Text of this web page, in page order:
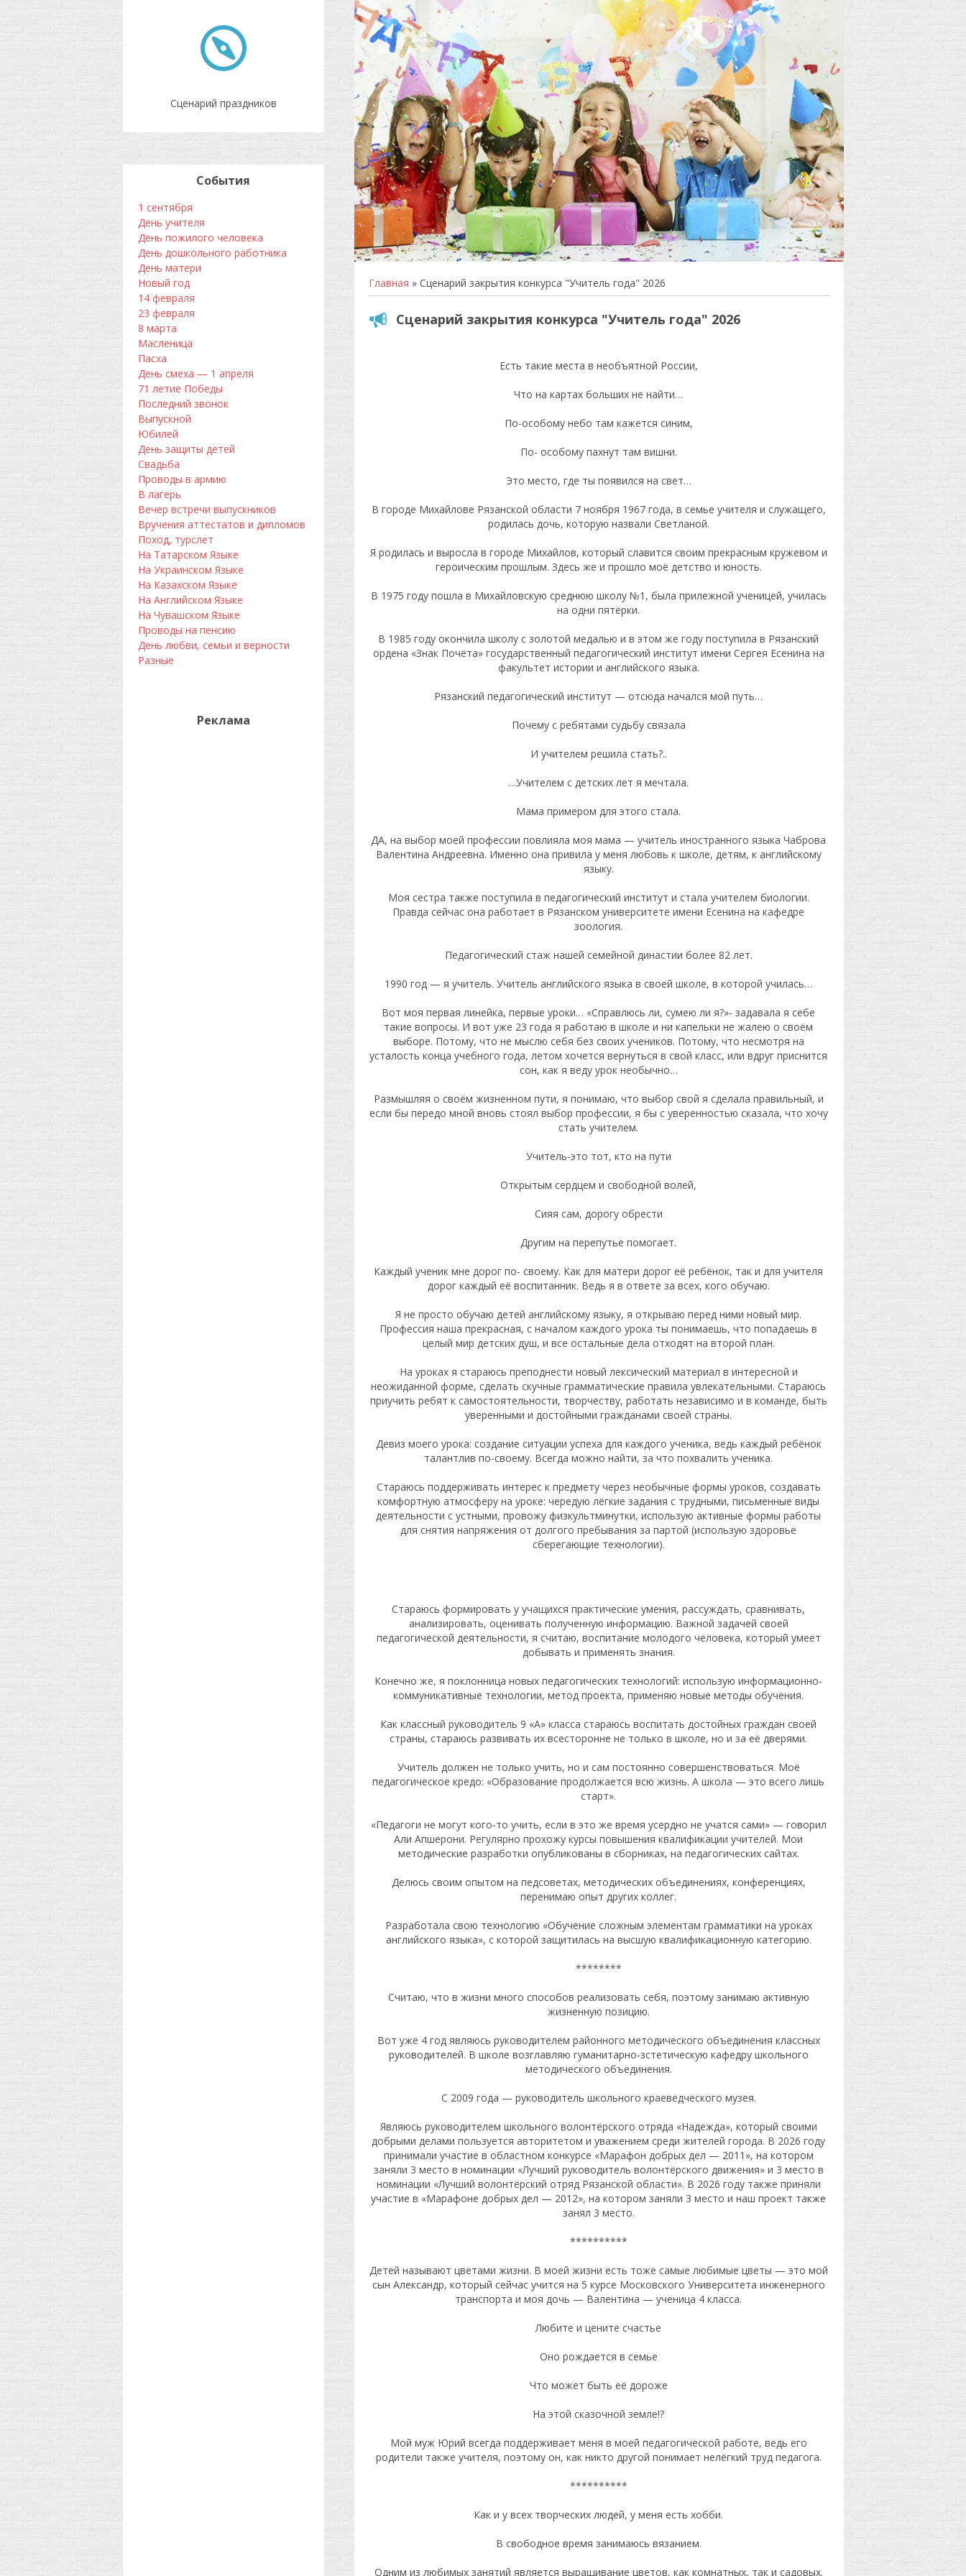
Сценарий праздников
Главная » Сценарий закрытия конкурса "Учитель года" 2026
Сценарий закрытия конкурса "Учитель года" 2026
Есть такие места в необъятной России,
Что на картах больших не найти…
По-особому небо там кажется синим,
По- особому пахнут там вишни.
Это место, где ты появился на свет…
В городе Михайлове Рязанской области 7 ноября 1967 года, в семье учителя и служащего,
родилась дочь, которую назвали Светланой.
Я родилась и выросла в городе Михайлов, который славится своим прекрасным кружевом и
героическим прошлым. Здесь же и прошло моё детство и юность.
В 1975 году пошла в Михайловскую среднюю школу №1, была прилежной ученицей, училась
на одни пятёрки.
В 1985 году окончила школу с золотой медалью и в этом же году поступила в Рязанский
ордена «Знак Почёта» государственный педагогический институт имени Сергея Есенина на
факультет истории и английского языка.
Рязанский педагогический институт — отсюда начался мой путь…
Почему с ребятами судьбу связала
И учителем решила стать?..
…Учителем с детских лет я мечтала.
Мама примером для этого стала.
ДА, на выбор моей профессии повлияла моя мама — учитель иностранного языка Чаброва
Валентина Андреевна. Именно она привила у меня любовь к школе, детям, к английскому
языку.
Моя сестра также поступила в педагогический институт и стала учителем биологии.
Правда сейчас она работает в Рязанском университете имени Есенина на кафедре
зоология.
Педагогический стаж нашей семейной династии более 82 лет.
1990 год — я учитель. Учитель английского языка в своей школе, в которой училась…
Вот моя первая линейка, первые уроки… «Справлюсь ли, сумею ли я?»- задавала я себе
такие вопросы. И вот уже 23 года я работаю в школе и ни капельки не жалею о своём
выборе. Потому, что не мыслю себя без своих учеников. Потому, что несмотря на
усталость конца учебного года, летом хочется вернуться в свой класс, или вдруг приснится
сон, как я веду урок необычно…
Размышляя о своём жизненном пути, я понимаю, что выбор свой я сделала правильный, и
если бы передо мной вновь стоял выбор профессии, я бы с уверенностью сказала, что хочу
стать учителем.
Учитель-это тот, кто на пути
Открытым сердцем и свободной волей,
Сияя сам, дорогу обрести
Другим на перепутье помогает.
Каждый ученик мне дорог по- своему. Как для матери дорог её ребёнок, так и для учителя
дорог каждый её воспитанник. Ведь я в ответе за всех, кого обучаю.
Я не просто обучаю детей английскому языку, я открываю перед ними новый мир.
Профессия наша прекрасная, с началом каждого урока ты понимаешь, что попадаешь в
целый мир детских душ, и все остальные дела отходят на второй план.
На уроках я стараюсь преподнести новый лексический материал в интересной и
неожиданной форме, сделать скучные грамматические правила увлекательными. Стараюсь
приучить ребят к самостоятельности, творчеству, работать независимо и в команде, быть
уверенными и достойными гражданами своей страны.
Девиз моего урока: создание ситуации успеха для каждого ученика, ведь каждый ребёнок
талантлив по-своему. Всегда можно найти, за что похвалить ученика.
Стараюсь поддерживать интерес к предмету через необычные формы уроков, создавать
комфортную атмосферу на уроке: чередую лёгкие задания с трудными, письменные виды
деятельности с устными, провожу физкультминутки, использую активные формы работы
для снятия напряжения от долгого пребывания за партой (использую здоровье
сберегающие технологии).
Стараюсь формировать у учащихся практические умения, рассуждать, сравнивать,
анализировать, оценивать полученную информацию. Важной задачей своей
педагогической деятельности, я считаю, воспитание молодого человека, который умеет
добывать и применять знания.
Конечно же, я поклонница новых педагогических технологий: использую информационно-
коммуникативные технологии, метод проекта, применяю новые методы обучения.
Как классный руководитель 9 «А» класса стараюсь воспитать достойных граждан своей
страны, стараюсь развивать их всесторонне не только в школе, но и за её дверями.
Учитель должен не только учить, но и сам постоянно совершенствоваться. Моё
педагогическое кредо: «Образование продолжается всю жизнь. А школа — это всего лишь
старт».
«Педагоги не могут кого-то учить, если в это же время усердно не учатся сами» — говорил
Али Апшерони. Регулярно прохожу курсы повышения квалификации учителей. Мои
методические разработки опубликованы в сборниках, на педагогических сайтах.
Делюсь своим опытом на педсоветах, методических объединениях, конференциях,
перенимаю опыт других коллег.
Разработала свою технологию «Обучение сложным элементам грамматики на уроках
английского языка», с которой защитилась на высшую квалификационную категорию.
********
Считаю, что в жизни много способов реализовать себя, поэтому занимаю активную
жизненную позицию.
Вот уже 4 год являюсь руководителем районного методического объединения классных
руководителей. В школе возглавляю гуманитарно-зстетическую кафедру школьного
методического объединения.
С 2009 года — руководитель школьного краеведческого музея.
Являюсь руководителем школьного волонтёрского отряда «Надежда», который своими
добрыми делами пользуется авторитетом и уважением среди жителей города. В 2026 году
принимали участие в областном конкурсе «Марафон добрых дел — 2011», на котором
заняли 3 место в номинации «Лучший руководитель волонтёрского движения» и 3 место в
номинации «Лучший волонтёрский отряд Рязанской области». В 2026 году также приняли
участие в «Марафоне добрых дел — 2012», на котором заняли 3 место и наш проект также
занял 3 место.
**********
Детей называют цветами жизни. В моей жизни есть тоже самые любимые цветы — это мой
сын Александр, который сейчас учится на 5 курсе Московского Университета инженерного
транспорта и моя дочь — Валентина — ученица 4 класса.
Любите и цените счастье
Оно рождается в семье
Что может быть её дороже
На этой сказочной земле!?
Мой муж Юрий всегда поддерживает меня в моей педагогической работе, ведь его
родители также учителя, поэтому он, как никто другой понимает нелёгкий труд педагога.
**********
Как и у всех творческих людей, у меня есть хобби.
В свободное время занимаюсь вязанием.
Одним из любимых занятий является выращивание цветов, как комнатных, так и садовых.
События
1 сентября
День учителя
День пожилого человека
День дошкольного работника
День матери
Новый год
14 февраля
23 февраля
8 марта
Масленица
Пасха
День смеха — 1 апреля
71 летие Победы
Последний звонок
Выпускной
Юбилей
День защиты детей
Свадьба
Проводы в армию
В лагерь
Вечер встречи выпускников
Вручения аттестатов и дипломов
Поход, турслет
На Татарском Языке
На Украинском Языке
На Казахском Языке
На Английском Языке
На Чувашском Языке
Проводы на пенсию
День любви, семьи и верности
Разные
Реклама